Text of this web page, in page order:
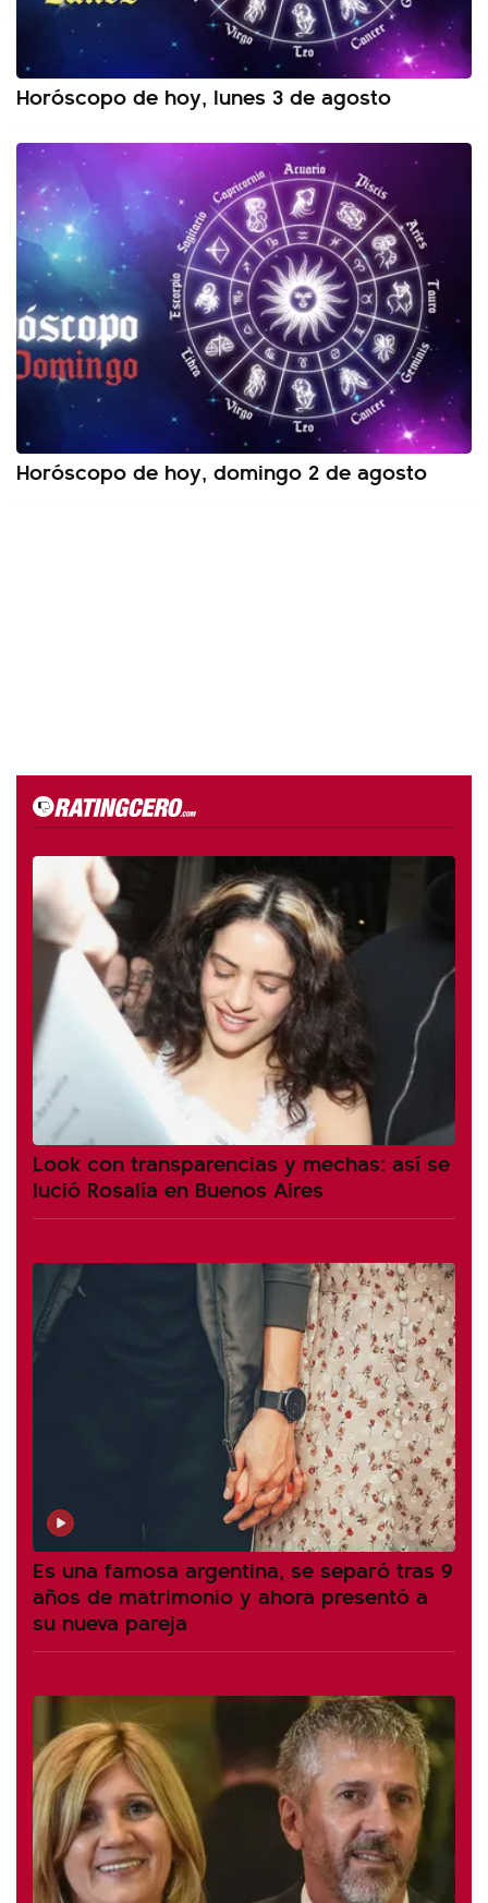
Horóscopo de hoy, lunes 3 de agosto
Horóscopo de hoy, domingo 2 de agosto
Look con transparencias y mechas: así se
lució Rosalía en Buenos Aires
Es una famosa argentina, se separó tras 9
años de matrimonio y ahora presentó a
su nueva pareja